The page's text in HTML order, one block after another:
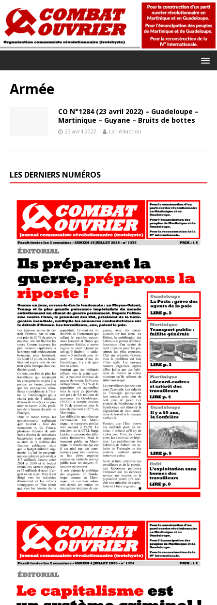
Armée
CO N°1284 (23 avril 2022) – Guadeloupe –
Martinique – Guyane – Bruits de bottes
23 avril 2022 La rédaction
LES DERNIERS NUMÉROS